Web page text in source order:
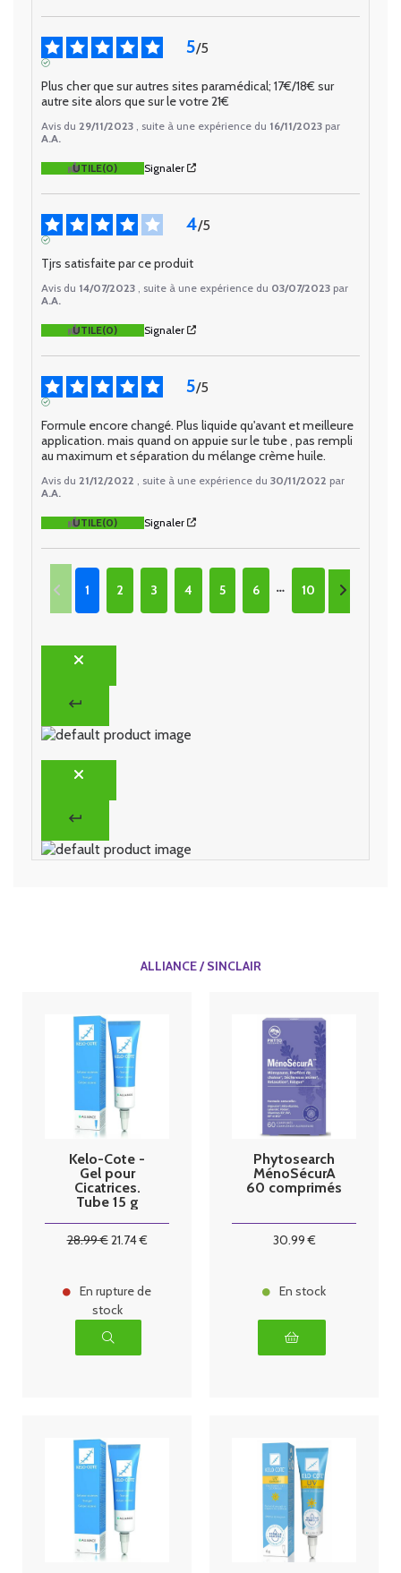
5/5
Plus cher que sur autres sites paramédical; 17€/18€ sur
autre site alors que sur le votre 21€
Avis du 29/11/2023 , suite à une expérience du 16/11/2023 par
A.A.
UTILE(0) Signaler
4/5
Tjrs satisfaite par ce produit
Avis du 14/07/2023 , suite à une expérience du 03/07/2023 par
A.A.
UTILE(0) Signaler
5/5
Formule encore changé. Plus liquide qu'avant et meilleure
application. mais quand on appuie sur le tube , pas rempli
au maximum et séparation du mélange crème huile.
Avis du 21/12/2022 , suite à une expérience du 30/11/2022 par
A.A.
UTILE(0) Signaler
1 2 3 4 5 6 10
ALLIANCE / SINCLAIR
Kelo-Cote -
Gel pour
Cicatrices.
Tube 15 g
28.99€21.74€
En rupture de
stock
Phytosearch
MénoSécurA
60 comprimés
30.99€
En stock